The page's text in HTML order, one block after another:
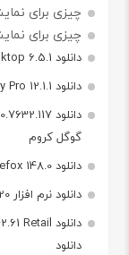
چیزی برای
چیزی برای
دانلود telegram Desktop 6.5.1 نرم افزار رایگان تلگرام دسکتاپ
دانلود auslogics file recovery Pro 12.1.1 نرم افزار بازیابی اطلاعات
گوگل کروم
دانلود mozilla firefox 148.0 مرورگر موزیلا فایرفاکس
دانلود نرم افزار winrar 7.20 وین رار
دانلود